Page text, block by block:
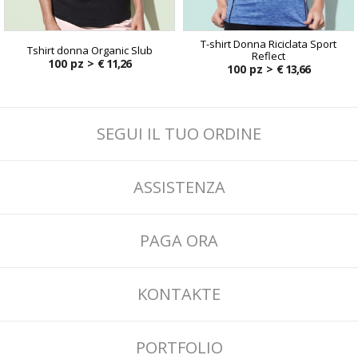
Tshirt donna Organic Slub
100 pz > € 11,26
T-shirt Donna Riciclata Sport
Reflect
100 pz > € 13,66
SEGUI IL TUO ORDINE
ASSISTENZA
PAGA ORA
KONTAKTE
PORTFOLIO